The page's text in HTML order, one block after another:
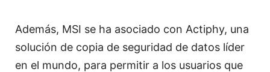
Además, MSI se ha asociado con Actiphy, una
solución de copia de seguridad de datos líder
en el mundo, para permitir a los usuarios que